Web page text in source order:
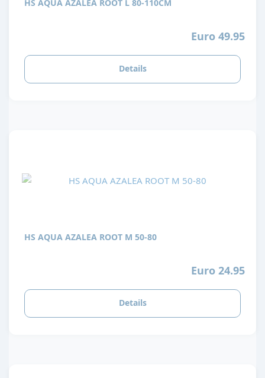
HS AQUA AZALEA ROOT L 80-110CM
Euro 49.95
Details
HS AQUA AZALEA ROOT M 50-80
Euro 24.95
Details